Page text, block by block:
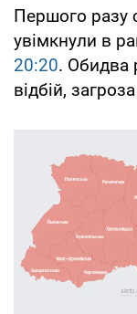
Першого разу
увімкнули в
20:20. Обидва
відбій,